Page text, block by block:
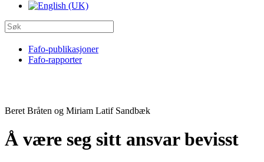
Fafo-publikasjoner
Fafo-rapporter
Beret Bråten og Miriam Latif Sandbæk
Å være seg sitt ansvar bevisst